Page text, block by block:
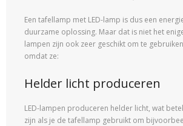
Een tafellamp met LED-lamp is dus een
duurzame oplossing. Maar dat is niet het
lampen zijn ook zeer geschikt om te
omdat ze:
Helder licht produceren
LED-lampen produceren helder licht, wat
zijn als je de tafellamp gebruikt om